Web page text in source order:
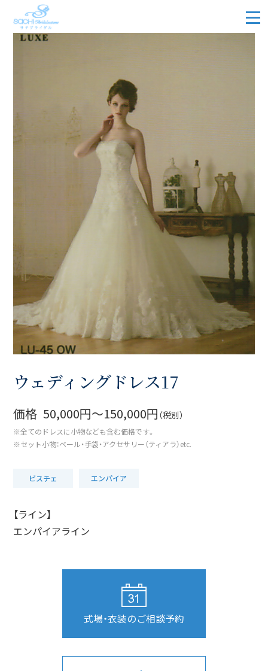
ウェディングドレス17
価格 50,000円〜150,000円 （税別）
※全てのドレスに小物なども含む価格です。
※セット小物：ベール・手袋・アクセサリー（ティアラ）etc.
ビスチェ エンパイア
【ライン】
エンパイアライン
式場・衣装のご相談予約